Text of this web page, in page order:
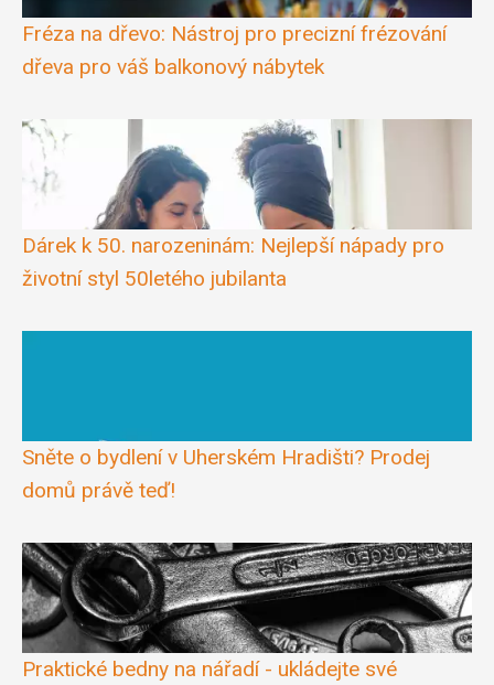
Fréza na dřevo: Nástroj pro precizní frézování
dřeva pro váš balkonový nábytek
Dárek k 50. narozeninám: Nejlepší nápady pro
životní styl 50letého jubilanta
Sněte o bydlení v Uherském Hradišti? Prodej
domů právě teď!
Praktické bedny na nářadí - ukládejte své